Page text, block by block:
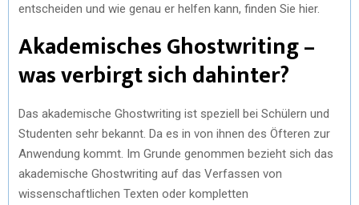
entscheiden und wie genau er helfen kann, finden Sie hier.
Akademisches Ghostwriting –
was verbirgt sich dahinter?
Das akademische Ghostwriting ist speziell bei Schülern und
Studenten sehr bekannt. Da es in von ihnen des Öfteren zur
Anwendung kommt. Im Grunde genommen bezieht sich das
akademische Ghostwriting auf das Verfassen von
wissenschaftlichen Texten oder kompletten